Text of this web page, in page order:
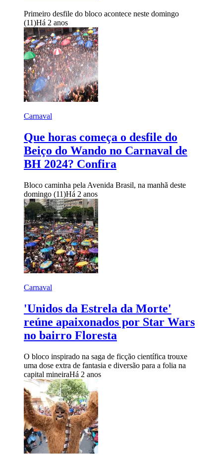
Primeiro desfile do bloco acontece neste domingo
(11)Há 2 anos
Carnaval
Que horas começa o desfile do
Beiço do Wando no Carnaval de
BH 2024? Confira
Bloco caminha pela Avenida Brasil, na manhã deste
domingo (11)Há 2 anos
Carnaval
'Unidos da Estrela da Morte'
reúne apaixonados por Star Wars
no bairro Floresta
O bloco inspirado na saga de ficção científica trouxe
uma dose extra de fantasia e diversão para a folia na
capital mineiraHá 2 anos